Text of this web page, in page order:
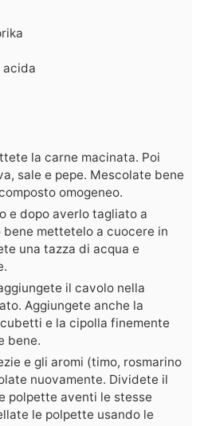
acida
la carne macinata. Poi
sale e pepe. Mescolate bene
omogeneo.
e dopo averlo tagliato a
mettetelo a cuocere in
una tazza di acqua e
il cavolo nella
Aggiungete anche la
e la cipolla finemente
bene.
e gli aromi (timo, rosmarino
nuovamente. Dividete il
polpette aventi le stesse
le polpette usando le